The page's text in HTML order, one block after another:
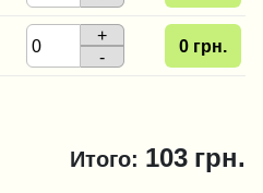
+
-
0 грн.
Итого: 103 грн.